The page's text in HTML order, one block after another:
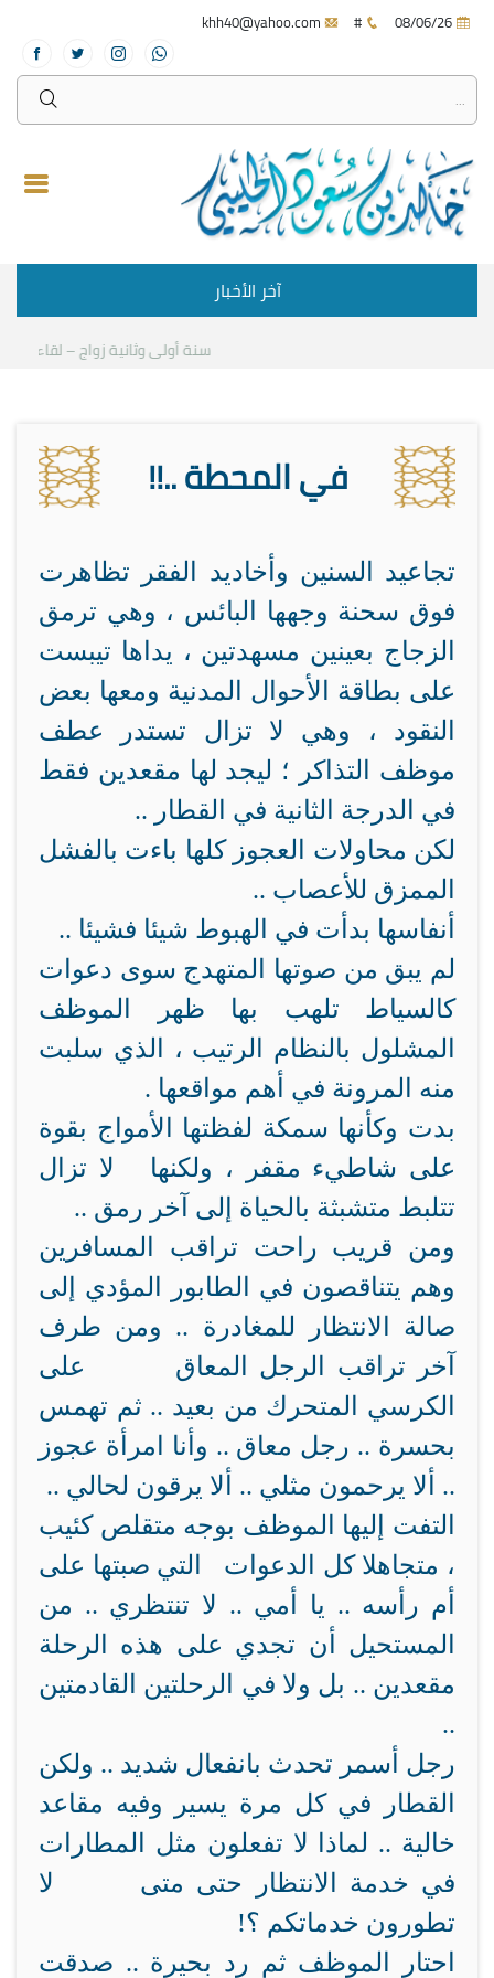
#
آخر الأخبار
سنة أولى وثانية زواج – لقاء مع
في المحطة ..!!
تجاعيد السنين وأخاديد الفقر تظاهرت
فوق سحنة وجهها البائس ، وهي ترمق
الزجاج بعينين مسهدتين ، يداها تيبست
على بطاقة الأحوال المدنية ومعها بعض
النقود ، وهي لا تزال تستدر عطف
موظف التذاكر ؛ ليجد لها مقعدين فقط
في الدرجة الثانية في القطار ..
لكن محاولات العجوز كلها باءت بالفشل
الممزق للأعصاب ..
أنفاسها بدأت في الهبوط شيئا فشيئا ..
لم يبق من صوتها المتهدج سوى دعوات
كالسياط تلهب بها ظهر الموظف
المشلول بالنظام الرتيب ، الذي سلبت
منه المرونة في أهم مواقعها .
بدت وكأنها سمكة لفظتها الأمواج بقوة
على شاطيء مقفر ، ولكنها لا تزال
تتلبط متشبثة بالحياة إلى آخر رمق ..
ومن قريب راحت تراقب المسافرين
وهم يتناقصون في الطابور المؤدي إلى
صالة الانتظار للمغادرة .. ومن طرف
آخر تراقب الرجل المعاق على
الكرسي المتحرك من بعيد .. ثم تهمس
بحسرة .. رجل معاق .. وأنا امرأة عجوز
.. ألا يرحمون مثلي .. ألا يرقون لحالي ..
التفت إليها الموظف بوجه متقلص كئيب
، متجاهلا كل الدعوات التي صبتها على
أم رأسه .. يا أمي .. لا تنتظري .. من
المستحيل أن تجدي على هذه الرحلة
مقعدين .. بل ولا في الرحلتين القادمتين
..
رجل أسمر تحدث بانفعال شديد .. ولكن
القطار في كل مرة يسير وفيه مقاعد
خالية .. لماذا لا تفعلون مثل المطارات
في خدمة الانتظار حتى متى لا
تطورون خدماتكم ؟!
احتار الموظف ثم رد بحيرة .. صدقت